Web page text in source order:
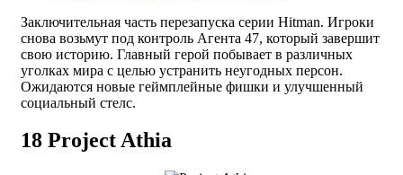
Заключительная часть перезапуска серии Hitman. Игроки
снова возьмут под контроль Агента 47, который завершит
свою историю. Главный герой побывает в различных
уголках мира с целью устранить неугодных персон.
Ожидаются новые геймплейные фишки и улучшенный
социальный стелс.
18 Project Athia